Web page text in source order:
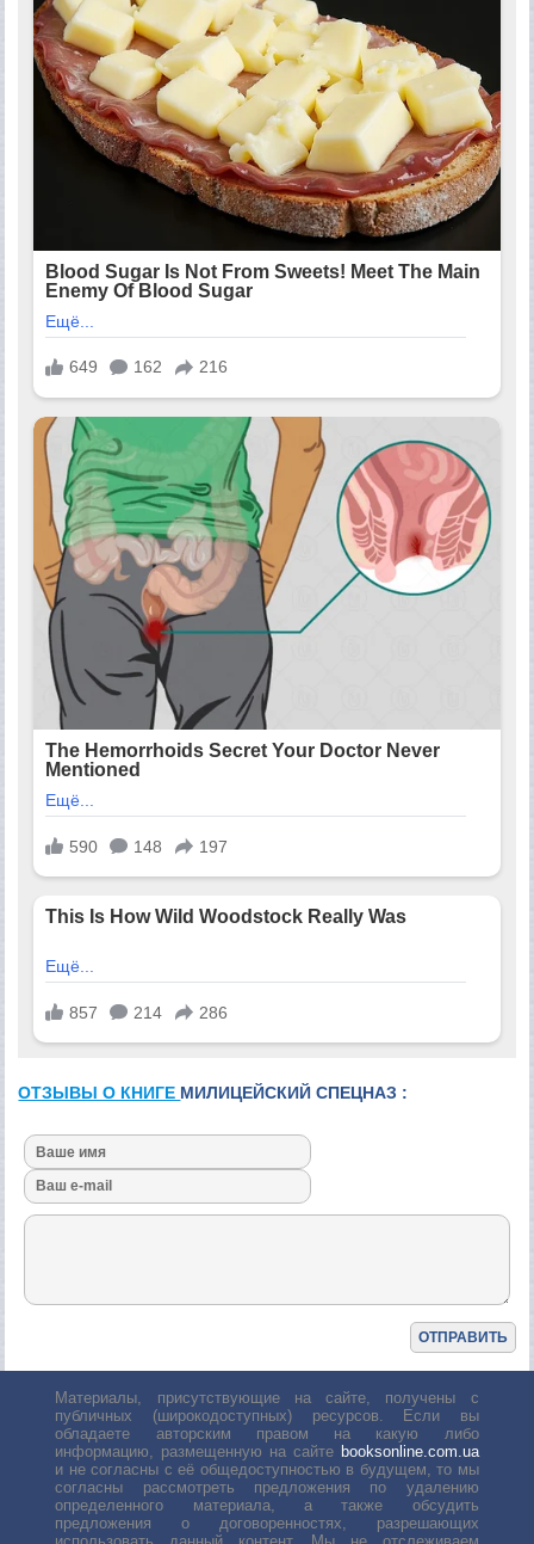
ОТЗЫВЫ О КНИГЕ МИЛИЦЕЙСКИЙ СПЕЦНАЗ :
Материалы, присутствующие на сайте, получены с
публичных (широкодоступных) ресурсов. Если вы
обладаете авторским правом на какую либо
информацию, размещенную на сайте booksonline.com.ua
и не согласны с её общедоступностью в будущем, то мы
согласны рассмотреть предложения по удалению
определенного материала, а также обсудить
предложения о договоренностях, разрешающих
использовать данный контент. Мы не отслеживаем